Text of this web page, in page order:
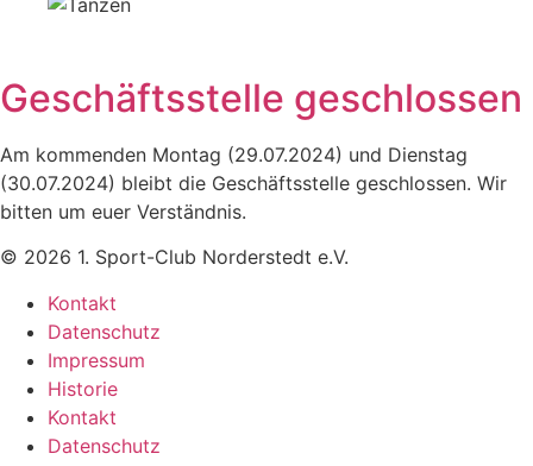
Geschäftsstelle geschlossen
Am kommenden Montag (29.07.2024) und Dienstag
(30.07.2024) bleibt die Geschäftsstelle geschlossen. Wir
bitten um euer Verständnis.
© 2026 1. Sport-Club Norderstedt e.V.
Kontakt
Datenschutz
Impressum
Historie
Kontakt
Datenschutz